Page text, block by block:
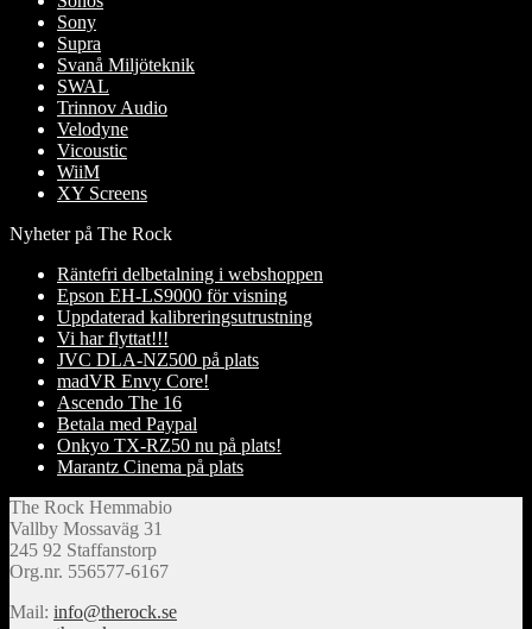
Sony
Supra
Svanå Miljöteknik
SWAL
Trinnov Audio
Velodyne
Vicoustic
WiiM
XY Screens
Nyheter på The Rock
Räntefri delbetalning i webshoppen
Epson EH-LS9000 för visning
Uppdaterad kalibreringsutrustning
Vi har flyttat!!!
JVC DLA-NZ500 på plats
madVR Envy Core!
Ascendo The 16
Betala med Paypal
Onkyo TX-RZ50 nu på plats!
Marantz Cinema på plats
The Rock Hemmabio
Vallby Mossaväg 31
245 92 Staffanstorp
Org.nr. 556577-6167
Mail: info@therock.se